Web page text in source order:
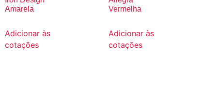
Amarela
Adicionar às
cotações
Vermelha
Adicionar às
cotações